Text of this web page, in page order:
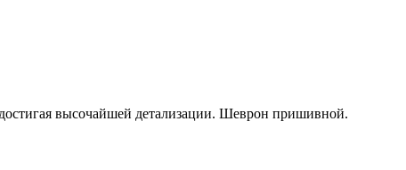
высочайшей детализации. Шеврон пришивной.